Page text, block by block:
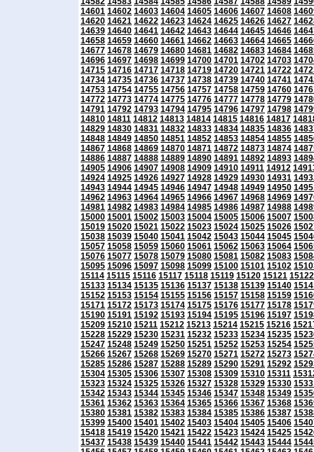
14601 14602 14603 14604 14605 14606 14607 14608
14620 14621 14622 14623 14624 14625 14626 14627
14639 14640 14641 14642 14643 14644 14645 14646
14658 14659 14660 14661 14662 14663 14664 14665
14677 14678 14679 14680 14681 14682 14683 14684
14696 14697 14698 14699 14700 14701 14702 14703
14715 14716 14717 14718 14719 14720 14721 14722
14734 14735 14736 14737 14738 14739 14740 14741
14753 14754 14755 14756 14757 14758 14759 14760
14772 14773 14774 14775 14776 14777 14778 14779
14791 14792 14793 14794 14795 14796 14797 14798
14810 14811 14812 14813 14814 14815 14816 14817
14829 14830 14831 14832 14833 14834 14835 14836
14848 14849 14850 14851 14852 14853 14854 14855
14867 14868 14869 14870 14871 14872 14873 14874
14886 14887 14888 14889 14890 14891 14892 14893
14905 14906 14907 14908 14909 14910 14911 14912
14924 14925 14926 14927 14928 14929 14930 14931
14943 14944 14945 14946 14947 14948 14949 14950
14962 14963 14964 14965 14966 14967 14968 14969
14981 14982 14983 14984 14985 14986 14987 14988
15000 15001 15002 15003 15004 15005 15006 15007
15019 15020 15021 15022 15023 15024 15025 15026
15038 15039 15040 15041 15042 15043 15044 15045
15057 15058 15059 15060 15061 15062 15063 15064
15076 15077 15078 15079 15080 15081 15082 15083
15095 15096 15097 15098 15099 15100 15101 15102
15114 15115 15116 15117 15118 15119 15120 15121 15122
15133 15134 15135 15136 15137 15138 15139 15140
15152 15153 15154 15155 15156 15157 15158 15159
15171 15172 15173 15174 15175 15176 15177 15178
15190 15191 15192 15193 15194 15195 15196 15197
15209 15210 15211 15212 15213 15214 15215 15216
15228 15229 15230 15231 15232 15233 15234 15235
15247 15248 15249 15250 15251 15252 15253 15254
15266 15267 15268 15269 15270 15271 15272 15273
15285 15286 15287 15288 15289 15290 15291 15292
15304 15305 15306 15307 15308 15309 15310 15311
15323 15324 15325 15326 15327 15328 15329 15330
15342 15343 15344 15345 15346 15347 15348 15349
15361 15362 15363 15364 15365 15366 15367 15368
15380 15381 15382 15383 15384 15385 15386 15387
15399 15400 15401 15402 15403 15404 15405 15406
15418 15419 15420 15421 15422 15423 15424 15425
15437 15438 15439 15440 15441 15442 15443 15444